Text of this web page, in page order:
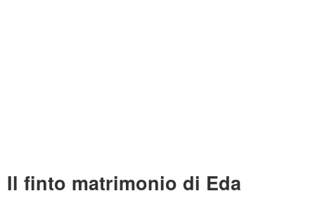
Il finto matrimonio di Eda